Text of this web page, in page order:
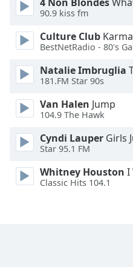
Edge
Style
Font
Family
Reset
Done
Close
90.9 kiss fm
Culture Club
BestNetRadio - 80's
Natalie Imbruglia
181.FM Star 90s
Van Halen Jump
104.9 The Hawk
Cyndi Lauper Girls
Star 95.1 FM
Whitney Houston I
Classic Hits 104.1